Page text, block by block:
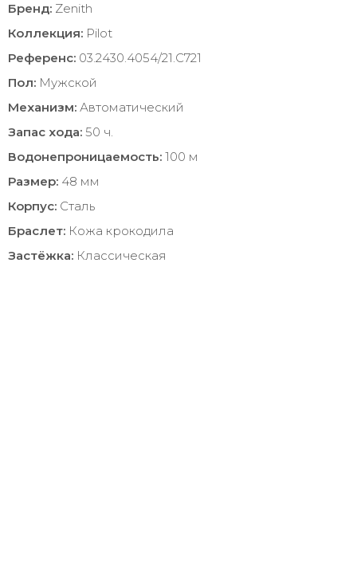
Бренд: Zenith
Коллекция: Pilot
Референс: 03.2430.4054/21.C721
Пол: Мужской
Механизм: Автоматический
Запас хода: 50 ч.
Водонепроницаемость: 100 м
Размер: 48 мм
Корпус: Сталь
Браслет: Кожа крокодила
Застёжка: Классическая